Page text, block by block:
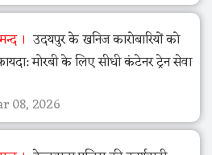
उदयपुर के खनिज कारोबारियों को
मोरबी के लिए सीधी कंटेनर ट्रेन सेवा
08, 2026